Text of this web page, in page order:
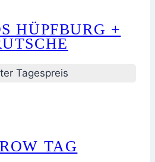
HÜPFBURG +
Tagespreis
TAG